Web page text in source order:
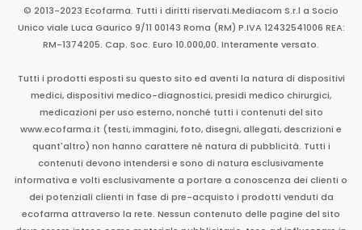
© 2013-2023 Ecofarma. Tutti i diritti riservati.Mediacom S.r.l a Socio
Unico viale Luca Gaurico 9/11 00143 Roma (RM) P.IVA 12432541006 REA:
RM-1374205. Cap. Soc. Euro 10.000,00. Interamente versato.
Tutti i prodotti esposti su questo sito ed aventi la natura di dispositivi
medici, dispositivi medico-diagnostici, presidi medico chirurgici,
medicazioni per uso esterno, nonché tutti i contenuti del sito
www.ecofarma.it (testi, immagini, foto, disegni, allegati, descrizioni e
quant'altro) non hanno carattere né natura di pubblicità. Tutti i
contenuti devono intendersi e sono di natura esclusivamente
informativa e volti esclusivamente a portare a conoscenza dei clienti o
dei potenziali clienti in fase di pre-acquisto i prodotti venduti da
ecofarma attraverso la rete. Nessun contenuto delle pagine del sito